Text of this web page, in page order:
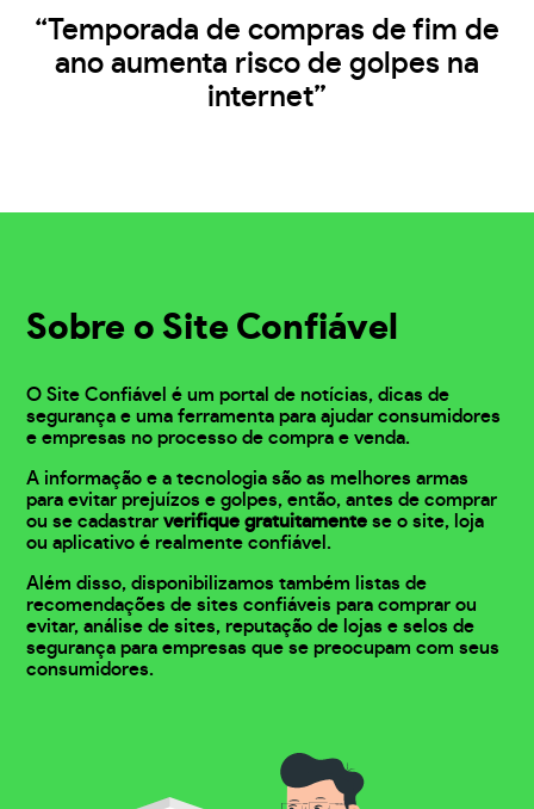
“Temporada de compras de fim de
ano aumenta risco de golpes na
internet”
Sobre o Site Confiável
O Site Confiável é um portal de notícias, dicas de
segurança e uma ferramenta para ajudar consumidores
e empresas no processo de compra e venda.
A informação e a tecnologia são as melhores armas
para evitar prejuízos e golpes, então, antes de comprar
ou se cadastrarverifique gratuitamente se o site, loja
ou aplicativo é realmente confiável.
Além disso, disponibilizamos também listas de
recomendações de sites confiáveis para comprar ou
evitar, análise de sites, reputação de lojas e selos de
segurança para empresas que se preocupam com seus
consumidores.